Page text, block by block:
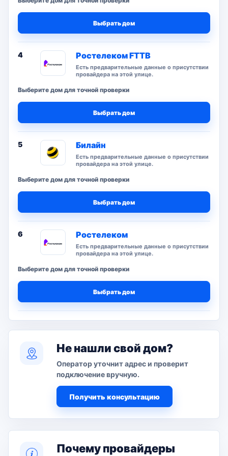
Выбрать дом
4 Ростелеком FTTB
Есть предварительные данные о присутствии
провайдера на этой улице.
Выберите дом для точной проверки
Выбрать дом
5 Билайн
Есть предварительные данные о присутствии
провайдера на этой улице.
Выберите дом для точной проверки
Выбрать дом
6 Ростелеком
Есть предварительные данные о присутствии
провайдера на этой улице.
Выберите дом для точной проверки
Выбрать дом
Не нашли свой дом?
Оператор уточнит адрес и проверит
подключение вручную.
Получить консультацию
Почему провайдеры